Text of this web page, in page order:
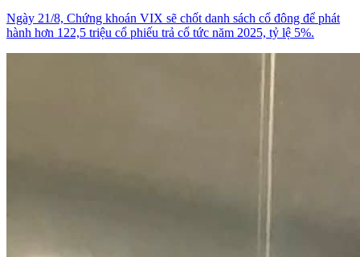
Ngày 21/8, Chứng khoán VIX sẽ chốt danh sách cổ đông để phát
hành hơn 122,5 triệu cổ phiếu trả cổ tức năm 2025, tỷ lệ 5%.